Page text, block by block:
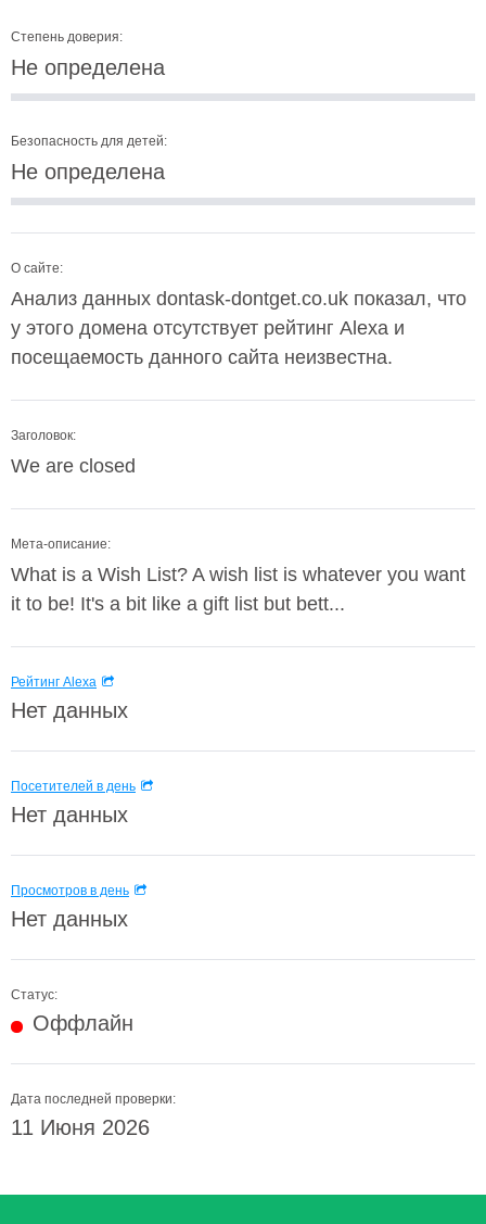
Степень доверия:
Не определена
Безопасность для детей:
Не определена
О сайте:
Анализ данных dontask-dontget.co.uk показал, что
у этого домена отсутствует рейтинг Alexa и
посещаемость данного сайта неизвестна.
Заголовок:
We are closed
Мета-описание:
What is a Wish List? A wish list is whatever you want
it to be! It's a bit like a gift list but bett...
Рейтинг Alexa
Нет данных
Посетителей в день
Нет данных
Просмотров в день
Нет данных
Статус:
Оффлайн
Дата последней проверки:
11 Июня 2026